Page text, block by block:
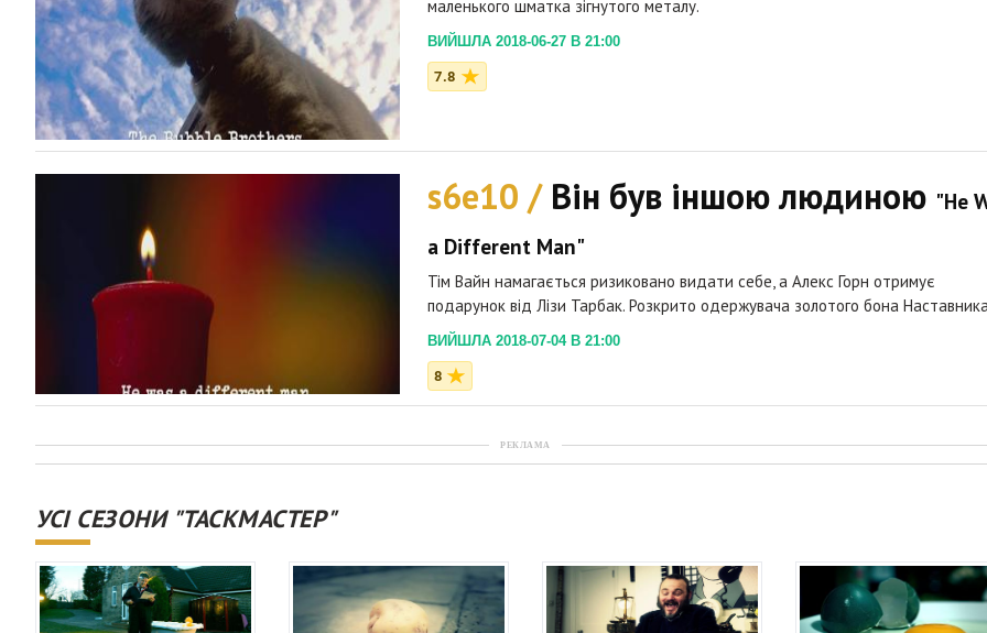
маленького шматка зігнутого металу.
ВИЙШЛА 2018-06-27 В 21:00
7.8
s6e10 / Він був іншою людиною "He
a Different Man"
Тім Вайн намагається ризиковано видати себе, а Алекс Горн отримує
подарунок від Лізи Тарбак. Розкрито одержувача золотого бона
ВИЙШЛА 2018-07-04 В 21:00
8
РЕКЛАМА
УСІ СЕЗОНИ "ТАСКМАСТЕР"